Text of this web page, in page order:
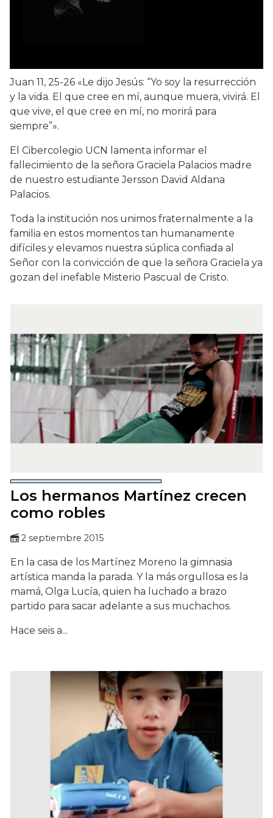
Juan 11, 25-26 «Le dijo Jesús: “Yo soy la resurrección
y la vida. El que cree en mí, aunque muera, vivirá. El
que vive, el que cree en mí, no morirá para
siempre”».
El Cibercolegio UCN lamenta informar el
fallecimiento de la señora Graciela Palacios madre
de nuestro estudiante Jersson David Aldana
Palacios.
Toda la institución nos unimos fraternalmente a la
familia en estos momentos tan humanamente
difíciles y elevamos nuestra súplica confiada al
Señor con la convicción de que la señora Graciela ya
gozan del inefable Misterio Pascual de Cristo.
Los hermanos Martínez crecen
como robles
2 septiembre 2015
En la casa de los Martínez Moreno la gimnasia
artística manda la parada. Y la más orgullosa es la
mamá, Olga Lucía, quien ha luchado a brazo
partido para sacar adelante a sus muchachos.
Hace seis a...